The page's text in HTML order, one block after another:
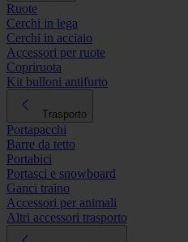
Ruote
Cerchi in lega
Cerchi in acciaio
Accessori per ruote
Copriruota
Kit bulloni antifurto
Trasporto
Portapacchi
Barre da tetto
Portabici
Portasci e snowboard
Ganci traino
Accessori per animali
Altri accessori trasporto